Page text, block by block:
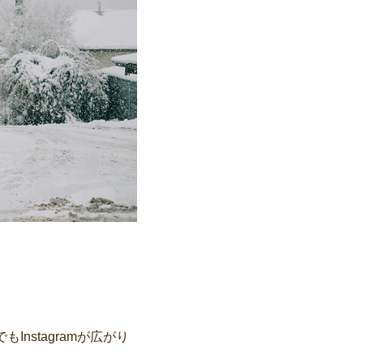
Instagramが広がり